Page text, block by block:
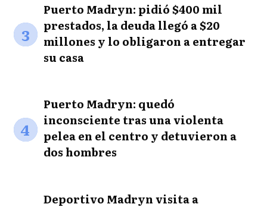
3
Puerto Madryn: pidió $400 mil
prestados, la deuda llegó a $20
millones y lo obligaron a entregar
su casa
4
Puerto Madryn: quedó
inconsciente tras una violenta
pelea en el centro y detuvieron a
dos hombres
Deportivo Madryn visita a